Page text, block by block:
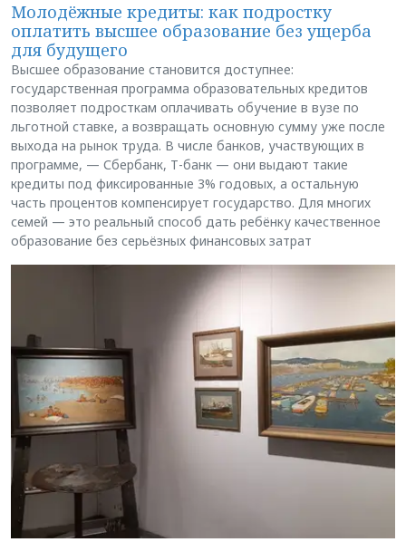
Молодёжные кредиты: как подростку
оплатить высшее образование без ущерба
для будущего
Высшее образование становится доступнее:
государственная программа образовательных кредитов
позволяет подросткам оплачивать обучение в вузе по
льготной ставке, а возвращать основную сумму уже после
выхода на рынок труда. В числе банков, участвующих в
программе, — Сбербанк, Т-банк — они выдают такие
кредиты под фиксированные 3% годовых, а остальную
часть процентов компенсирует государство. Для многих
семей — это реальный способ дать ребёнку качественное
образование без серьёзных финансовых затрат